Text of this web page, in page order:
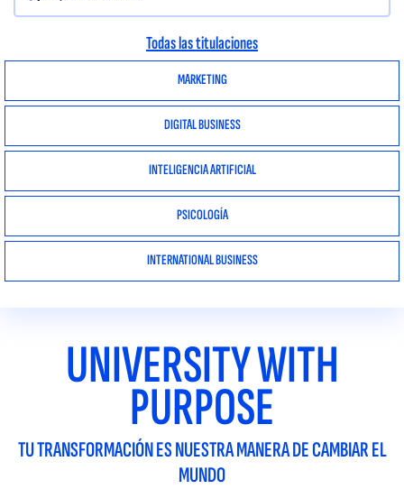
MARKETING
DIGITAL BUSINESS
INTELIGENCIA ARTIFICIAL
PSICOLOGÍA
INTERNATIONAL BUSINESS
Todas las titulaciones
UNIVERSITY WITH
PURPOSE
TU TRANSFORMACIÓN ES NUESTRA MANERA DE CAMBIAR EL
MUNDO